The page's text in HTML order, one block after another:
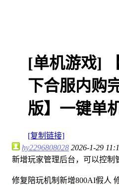
[单机游戏]
下合服内购
版】一键单
[复制链接]
hy2296808028 2026-1-29
新增玩家管理后台，可以控制
修复陪玩机制新增800AI假人